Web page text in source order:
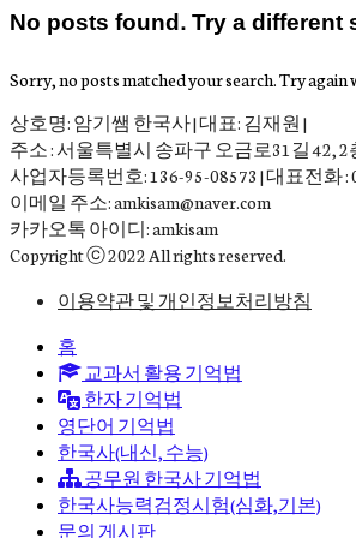
No posts found. Try a different
Sorry, no posts matched your search. Try
상호명: 암기쌤 한국사 | 대표: 김재원 |
주소 : 서울특별시 송파구 오금로31길 42,
사업자등록번호: 136-95-08573 | 대표전화 :
이메일 주소: amkisam@naver.com
카카오톡 아이디: amkisam
Copyright ⓒ 2022 All rights reserved.
이용약관 및 개인정보처리방침
홈
교과서 활용 기억법
한자 기억법
영단어 기억법
한국사(내신, 수능)
공무원 한국사 기억법
한국사능력검정시험(심화,기본)
문의 게시판